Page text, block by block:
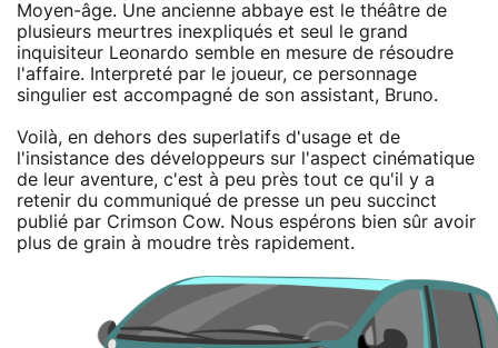
Moyen-âge. Une ancienne abbaye est le théâtre de
plusieurs meurtres inexpliqués et seul le grand
inquisiteur Leonardo semble en mesure de résoudre
l'affaire. Interpreté par le joueur, ce personnage
singulier est accompagné de son assistant, Bruno.
Voilà, en dehors des superlatifs d'usage et de
l'insistance des développeurs sur l'aspect cinématique
de leur aventure, c'est à peu près tout ce qu'il y a
retenir du communiqué de presse un peu succinct
publié par Crimson Cow. Nous espérons bien sûr avoir
plus de grain à moudre très rapidement.